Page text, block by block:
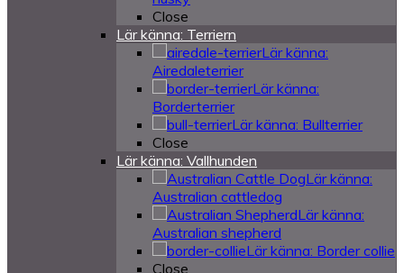
Close
Lär känna: Terriern
Lär känna:
Airedaleterrier
Lär känna:
Borderterrier
Lär känna: Bullterrier
Close
Lär känna: Vallhunden
Lär känna:
Australian cattledog
Lär känna:
Australian shepherd
Lär känna: Border collie
Close